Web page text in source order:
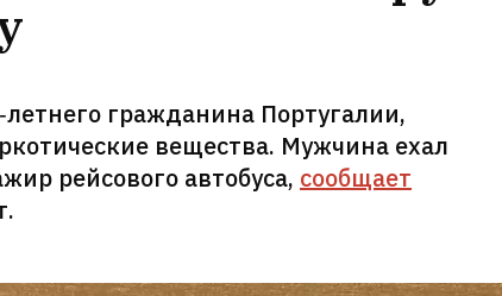
гражданина Португалии,
вещества. Мужчина ехал
рейсового автобуса, сообщает